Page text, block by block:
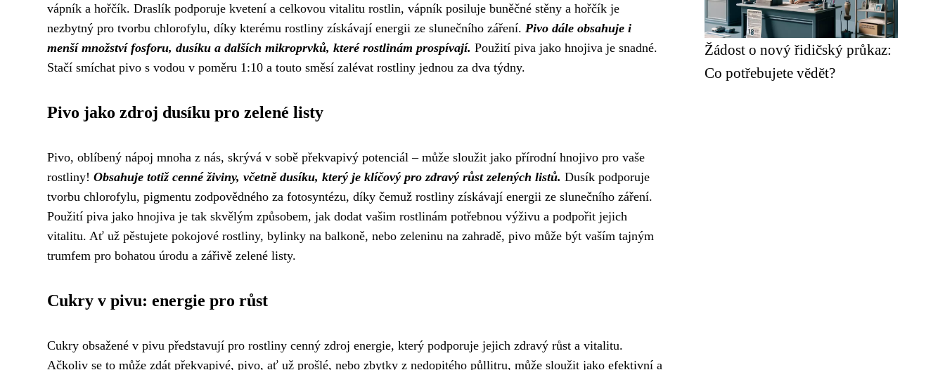
vápník a hořčík. Draslík podporuje kvetení a celkovou vitalitu rostlin, vápník posiluje buněčné stěny a hořčík je
nezbytný pro tvorbu chlorofylu, díky kterému rostliny získávají energii ze slunečního záření. Pivo dále obsahuje i
menší množství fosforu, dusíku a dalších mikroprvků, které rostlinám prospívají. Použití piva jako hnojiva je snadné.
Stačí smíchat pivo s vodou v poměru 1:10 a touto směsí zalévat rostliny jednou za dva týdny.
Pivo jako zdroj dusíku pro zelené listy
Pivo, oblíbený nápoj mnoha z nás, skrývá v sobě překvapivý potenciál – může sloužit jako přírodní hnojivo pro vaše
rostliny! Obsahuje totiž cenné živiny, včetně dusíku, který je klíčový pro zdravý růst zelených listů. Dusík podporuje
tvorbu chlorofylu, pigmentu zodpovědného za fotosyntézu, díky čemuž rostliny získávají energii ze slunečního záření.
Použití piva jako hnojiva je tak skvělým způsobem, jak dodat vašim rostlinám potřebnou výživu a podpořit jejich
vitalitu. Ať už pěstujete pokojové rostliny, bylinky na balkoně, nebo zeleninu na zahradě, pivo může být vaším tajným
trumfem pro bohatou úrodu a zářivě zelené listy.
Cukry v pivu: energie pro růst
Cukry obsažené v pivu představují pro rostliny cenný zdroj energie, který podporuje jejich zdravý růst a vitalitu.
Ačkoliv se to může zdát překvapivé, pivo, ať už prošlé, nebo zbytky z nedopitého půllitru, může sloužit jako efektivní a
Žádost o nový řidičský průkaz:
Co potřebujete vědět?